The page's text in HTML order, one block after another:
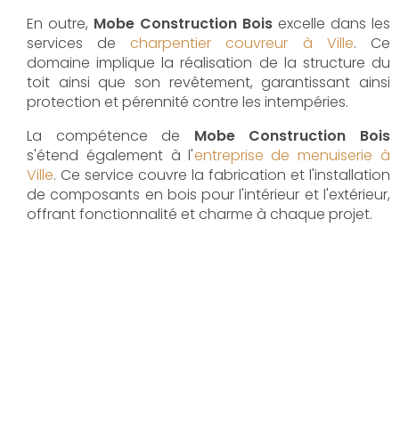
En outre, Mobe Construction Bois excelle dans les
services decharpentier couvreur à Ville. Ce
domaine implique la réalisation de la structure du
toit ainsi que son revêtement, garantissant ainsi
protection et pérennité contre les intempéries.
La compétence de Mobe Construction Bois
s'étend également à l'entreprise de menuiserie à
Ville. Ce service couvre la fabrication et l'installation
de composants en bois pour l'intérieur et l'extérieur,
offrant fonctionnalité et charme à chaque projet.